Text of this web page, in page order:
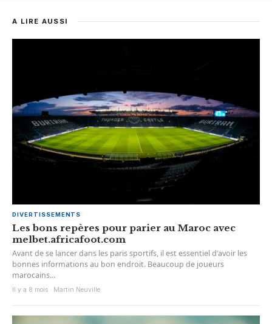
A LIRE AUSSI
DIVERTISSEMENTS
Les bons repères pour parier au Maroc avec
melbet.africafoot.com
Avant de se lancer dans les paris sportifs, il est essentiel d’avoir les
bonnes informations au bon endroit. Beaucoup de joueurs
marocains...
Il y a 8 mois · Martin Neuville